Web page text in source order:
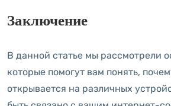
Заключение
В данной статье мы рассмотрели
которые помогут вам понять,
открывается на различных